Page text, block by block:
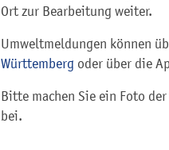
Ort zur Bearbeitung weiter.
Umweltmeldungen können
Württemberg oder über die
Bitte machen Sie ein Foto
bei.